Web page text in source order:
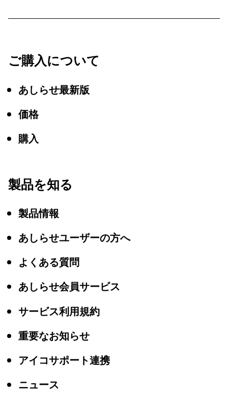
ご購入について
あしらせ最新版
価格
購入
製品を知る
製品情報
あしらせユーザーの方へ
よくある質問
あしらせ会員サービス
サービス利用規約
重要なお知らせ
アイコサポート連携
ニュース